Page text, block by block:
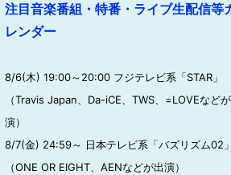
注目音楽番組・特番・ライブ生配信等
レンダー
8/6(木) 19:00～20:00 フジテレビ系「STAR」
（Travis Japan、Da-iCE、TWS、=LOVEなど
演）
8/7(金) 24:59～ 日本テレビ系「バズリズム02」
（ONE OR EIGHT、AENなどが出演）